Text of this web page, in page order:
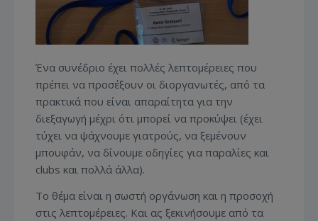
Ένα συνέδριο έχει πολλές λεπτομέρειες που
πρέπει να προσέξουν οι διοργανωτές, από τα
πρακτικά που είναι απαραίτητα για την
διεξαγωγή μέχρι ότι μπορεί να προκύψει (έχει
τύχει να ψάχνουμε γιατρούς, να ξεμένουν
μπουφάν, να δίνουμε οδηγίες για παραλίες και
clubs και πολλά άλλα).
Το θέμα είναι η σωστή οργάνωση και η προσοχή
στις λεπτομέρειες. Και ας ξεκινήσουμε από τα